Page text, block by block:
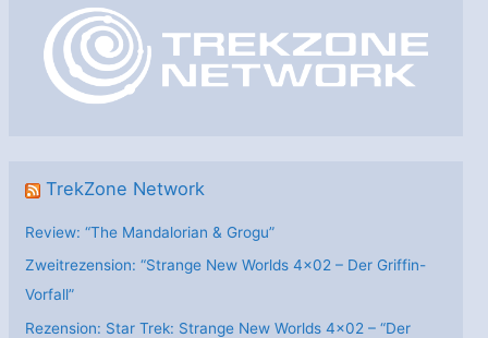
TrekZone Network
Review: “The Mandalorian & Grogu”
Zweitrezension: “Strange New Worlds 4×02 – Der Griffin-
Vorfall”
Rezension: Star Trek: Strange New Worlds 4×02 – “Der